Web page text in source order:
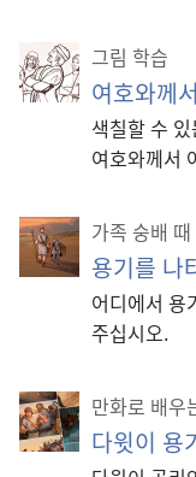
그림 학습
여호와께
색칠할 수
여호와께서
가족 숭배
용기를 나
어디에서 용
주십시오.
만화로 배우
다윗이 용